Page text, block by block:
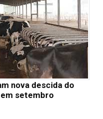
nova descida do
setembro